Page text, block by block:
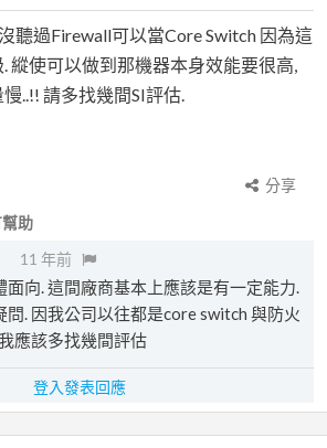
聽過Firewall可以當Core Switch 因為這
縱使可以做到那機器本身效能要很高,
..!! 請多找幾間SI評估.
分享
助
11 年前
面向. 這間廠商基本上應該是有一定能力.
問. 因我公司以往都是core switch 與防火
應該多找幾間評估
登入發表回應